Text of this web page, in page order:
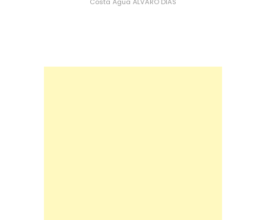
Costa Água ÁLVARO DIAS